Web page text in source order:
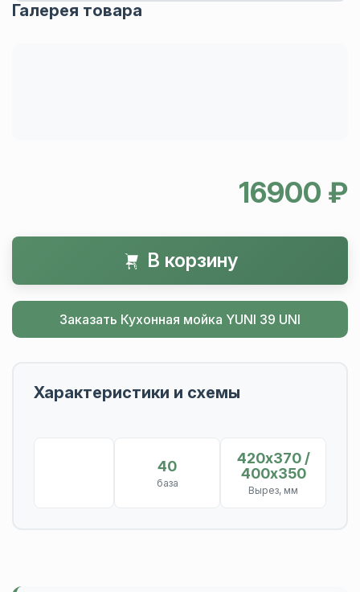
Галерея товара
16900 ₽
В корзину
Заказать Кухонная мойка YUNI 39 UNI
Характеристики и схемы
40
база
420х370 /
400х350
Вырез, мм